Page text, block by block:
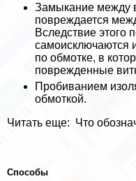
Замыкание между
повреждается
Вследствие этого
самоисключаются
по обмотке, в
поврежденные
Пробиванием
обмоткой.
Читать еще: Что
Способы